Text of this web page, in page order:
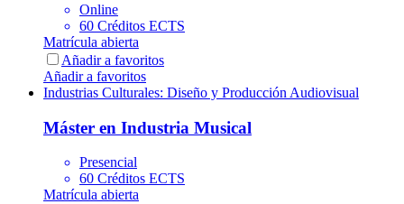
Online
60 Créditos ECTS
Matrícula abierta
Añadir a favoritos
Añadir a favoritos
Industrias Culturales: Diseño y Producción Audiovisual
Máster en Industria Musical
Presencial
60 Créditos ECTS
Matrícula abierta